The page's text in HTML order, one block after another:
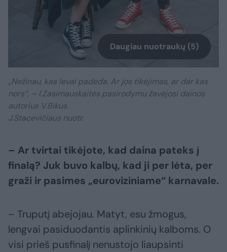
Daugiau nuotraukų (5)
„Nežinau, kas Ievai padeda. Ar jos tikėjimas, ar dar kas
nors“, – I.Zasimauskaitės pasirodymu žavėjosi dainos
autorius V.Bikus.
J.Stacevičiaus nuotr.
– Ar tvirtai tikėjote, kad daina pateks į
finalą? Juk buvo kalbų, kad ji per lėta, per
graži ir pasimes „euroviziniame“ karnavale.
– Truputį abejojau. Matyt, esu žmogus,
lengvai pasiduodantis aplinkinių kalboms. O
visi prieš pusfinalį nenustojo liaupsinti